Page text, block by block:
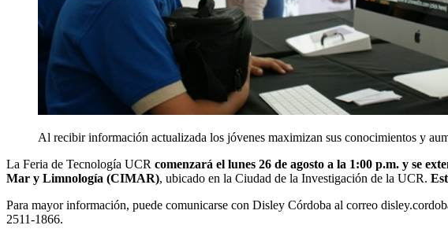
Al recibir información actualizada los jóvenes maximizan sus conocimientos y
La Feria de Tecnología UCR comenzará el lunes 26 de agosto a la 1:00 p.m. y se
Mar y Limnología (CIMAR), ubicado en la Ciudad de la Investigación de la UCR.
Para mayor información, puede comunicarse con Disley Córdoba al correo
2511-1866.